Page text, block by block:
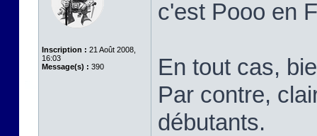
Inscription : 21 Août 2008,
16:03
Message(s) : 390
c'est Pooo en
En tout cas,
Par contre,
débutants.